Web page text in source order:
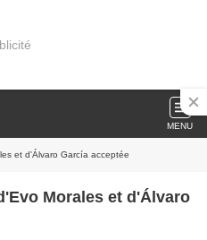
MENU
et d'Álvaro García acceptée
Morales et d'Álvaro